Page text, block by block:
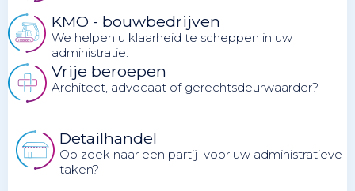
KMO - bouwbedrijven
We helpen u klaarheid te scheppen in uw
administratie.
Vrije beroepen
Architect, advocaat of gerechtsdeurwaarder?
Detailhandel
Op zoek naar een partij voor uw administratieve
taken?